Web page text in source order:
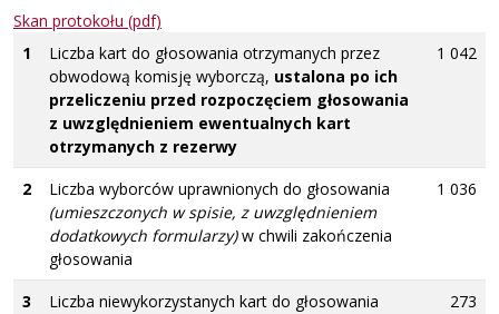
Skan protokołu (pdf)
1
Liczba kart do głosowania otrzymanych przez
obwodową komisję wyborczą, ustalona po ich
przeliczeniu przed rozpoczęciem głosowania
z uwzględnieniem ewentualnych kart
otrzymanych z rezerwy
1 042
2
Liczba wyborców uprawnionych do głosowania
(umieszczonych w spisie, z uwzględnieniem
dodatkowych formularzy)w chwili zakończenia
głosowania
1 036
3 Liczba niewykorzystanych kart do głosowania
273